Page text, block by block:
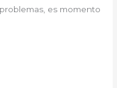
es momento